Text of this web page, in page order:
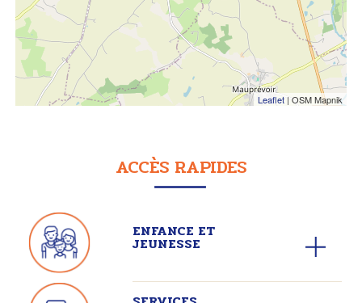
Leaflet | OSM Mapnik
ACCÈS RAPIDES
ENFANCE ET
JEUNESSE